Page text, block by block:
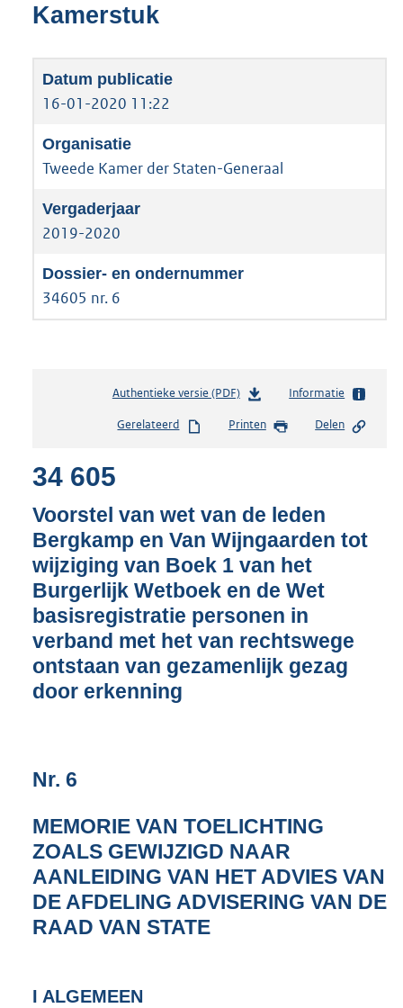
Kamerstuk
16-01-2020 11:22
Tweede Kamer der Staten-Generaal
2019-2020
34605 nr. 6
Authentieke versie (PDF)b
s
s
g
r
o
t
t
:
Informatie
Gerelateerd Printen Delen
34 605
Voorstel van wet van de leden
Bergkamp en Van Wijngaarden tot
wijziging van Boek 1 van het
Burgerlijk Wetboek en de Wet
basisregistratie personen in
verband met het van rechtswege
ontstaan van gezamenlijk gezag
door erkenning
Nr. 6
MEMORIE VAN TOELICHTING
ZOALS GEWIJZIGD NAAR
AANLEIDING VAN HET ADVIES VAN
DE AFDELING ADVISERING VAN DE
RAAD VAN STATE
I ALGEMEEN